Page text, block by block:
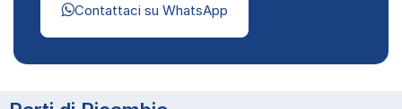
Contattaci su WhatsApp